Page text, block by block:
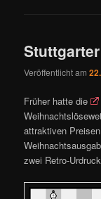
Veröffentlicht am
Früher hatte die
attraktiven
zwei Retro-